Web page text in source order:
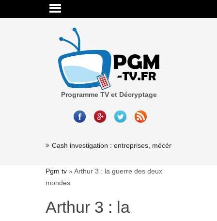
Programme TV et Décryptage
Cash investigation : entreprises, mécénat,
Pgm tv » Arthur 3 : la guerre des deux
mondes
Arthur 3 : la